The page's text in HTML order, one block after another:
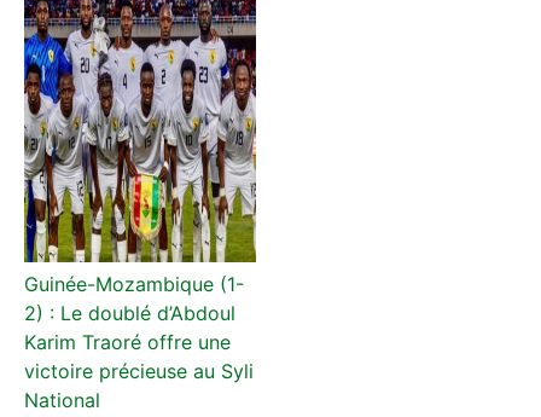
Guinée-Mozambique (1-
2) : Le doublé d’Abdoul
Karim Traoré offre une
victoire précieuse au Syli
National